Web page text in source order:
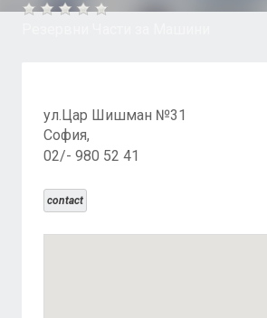
ул.Цар Шишман №31
София,
02/- 980 52 41
contact